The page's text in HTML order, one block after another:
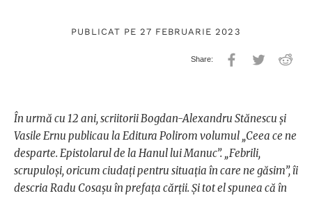
PUBLICAT PE 27 FEBRUARIE 2023
În urmă cu 12 ani, scriitorii Bogdan-Alexandru Stănescu și
Vasile Ernu publicau la Editura Polirom volumul „Ceea ce ne
desparte. Epistolarul de la Hanul lui Manuc”. „Febrili,
scrupuloși, oricum ciudați pentru situația în care ne găsim”, îi
descria Radu Cosașu în prefața cărții. Și tot el spunea că în